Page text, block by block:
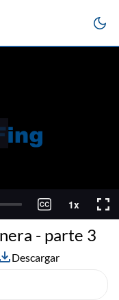
- parte 3
Descargar